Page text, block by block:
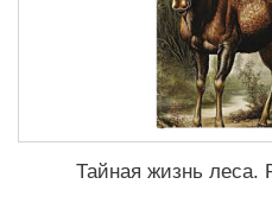
Тайная жизнь леса.